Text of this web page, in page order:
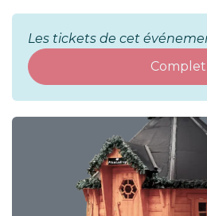
Les tickets de cet
Complet